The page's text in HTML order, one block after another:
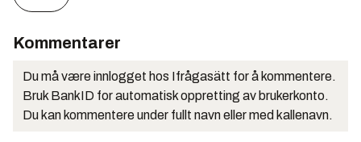
Kommentarer
Du må være innlogget hos Ifrågasätt for å kommentere.
Bruk BankID for automatisk oppretting av brukerkonto.
Du kan kommentere under fullt navn eller med kallenavn.